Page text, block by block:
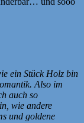
ein Stück Holz bin
Also im
auch so
wie andere
und goldene